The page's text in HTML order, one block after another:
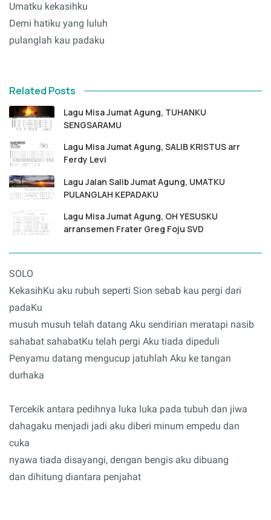
Umatku kekasihku
Demi hatiku yang luluh
pulanglah kau padaku
Related Posts
Lagu Misa Jumat Agung, TUHANKU
SENGSARAMU
Lagu Misa Jumat Agung, SALIB KRISTUS arr
Ferdy Levi
Lagu Jalan Salib Jumat Agung, UMATKU
PULANGLAH KEPADAKU
Lagu Misa Jumat Agung, OH YESUSKU
arransemen Frater Greg Foju SVD
SOLO
KekasihKu aku rubuh seperti Sion sebab kau pergi dari
padaKu
musuh musuh telah datang Aku sendirian meratapi nasib
sahabat sahabatKu telah pergi Aku tiada dipeduli
Penyamu datang mengucup jatuhlah Aku ke tangan
durhaka
Tercekik antara pedihnya luka luka pada tubuh dan jiwa
dahagaku menjadi jadi aku diberi minum empedu dan
cuka
nyawa tiada disayangi, dengan bengis aku dibuang
dan dihitung diantara penjahat